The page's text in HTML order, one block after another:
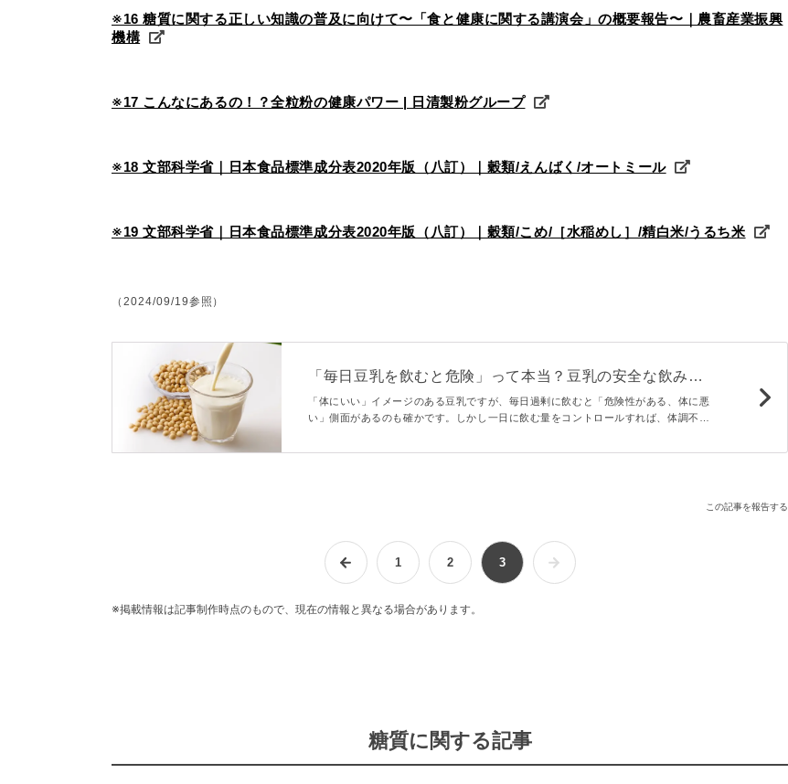
※16 糖質に関する正しい知識の普及に向けて〜「食と健康に関する講演会」の概要報告〜｜農畜産業振興
機構
※17 こんなにあるの！？全粒粉の健康パワー | 日清製粉グループ
※18 文部科学省｜日本食品標準成分表2020年版（八訂）｜穀類/えんばく/オートミール
※19 文部科学省｜日本食品標準成分表2020年版（八訂）｜穀類/こめ/［水稲めし］/精白米/うるち米
（2024/09/19参照）
「毎日豆乳を飲むと危険」って本当？豆乳の安全な飲み方
を管理栄養士が解説 - macaroni
「体にいい」イメージのある豆乳ですが、毎日過剰に飲むと「危険性がある、体に悪
い」側面があるのも確かです。しかし一日に飲む量をコントロールすれば、体調不良
の影響や、豆乳の上手な飲み方について解説します。
この記事を報告する
1 2 3
※掲載情報は記事制作時点のもので、現在の情報と異なる場合があります。
糖質に関する記事